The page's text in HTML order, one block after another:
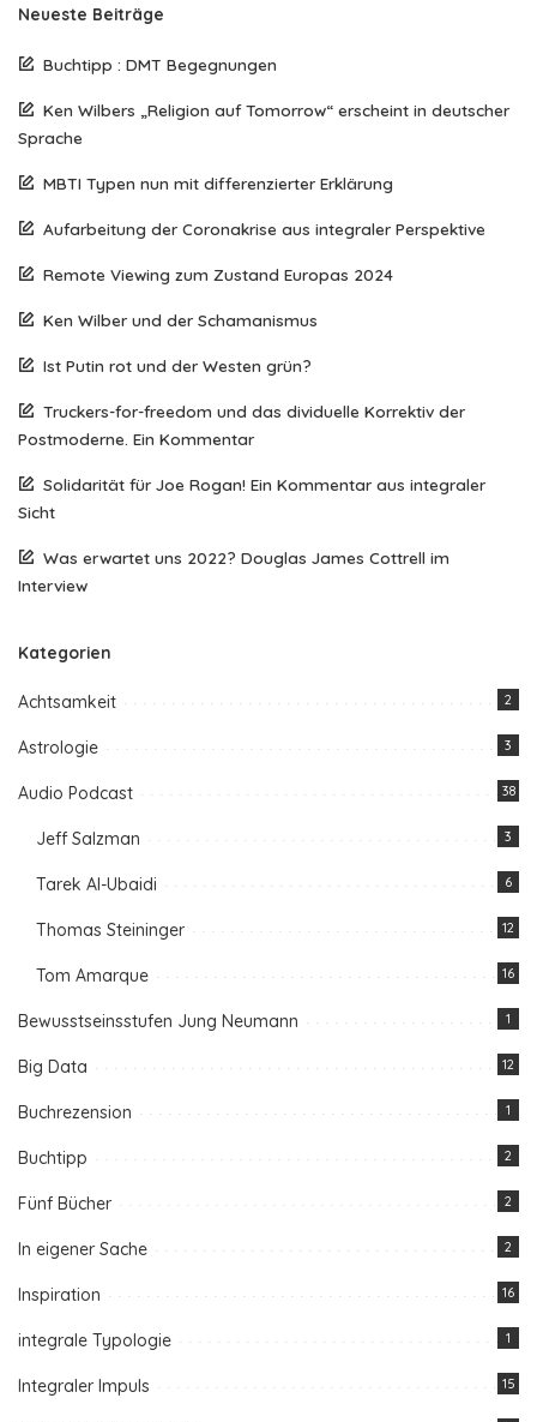
Neueste Beiträge
Buchtipp : DMT Begegnungen
Ken Wilbers „Religion auf Tomorrow“ erscheint in deutscher
Sprache
MBTI Typen nun mit differenzierter Erklärung
Aufarbeitung der Coronakrise aus integraler Perspektive
Remote Viewing zum Zustand Europas 2024
Ken Wilber und der Schamanismus
Ist Putin rot und der Westen grün?
Truckers-for-freedom und das dividuelle Korrektiv der
Postmoderne. Ein Kommentar
Solidarität für Joe Rogan! Ein Kommentar aus integraler
Sicht
Was erwartet uns 2022? Douglas James Cottrell im
Interview
Kategorien
Achtsamkeit 2
Astrologie 3
Audio Podcast 38
Jeff Salzman 3
Tarek Al-Ubaidi 6
Thomas Steininger 12
Tom Amarque 16
Bewusstseinsstufen Jung Neumann 1
Big Data 12
Buchrezension 1
Buchtipp 2
Fünf Bücher 2
In eigener Sache 2
Inspiration 16
integrale Typologie 1
Integraler Impuls 15